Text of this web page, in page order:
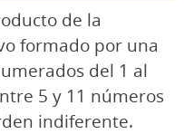
de la
formado por una
del 1 al
5 y 11 números
indiferente.